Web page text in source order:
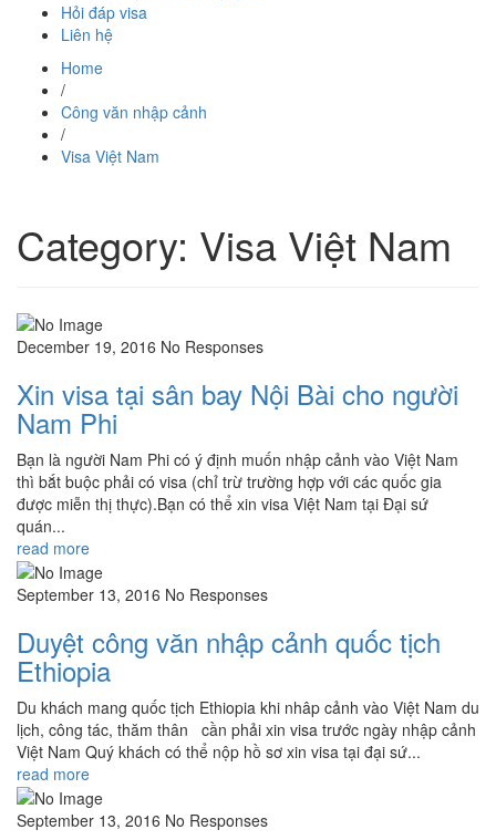
Hỏi đáp visa
Liên hệ
Home
/
Công văn nhập cảnh
/
Visa Việt Nam
Category: Visa Việt Nam
December 19, 2016 No Responses
Xin visa tại sân bay Nội Bài cho người
Nam Phi
Bạn là người Nam Phi có ý định muốn nhập cảnh vào Việt Nam
thì bắt buộc phải có visa (chỉ trừ trường hợp với các quốc gia
được miễn thị thực).Bạn có thể xin visa Việt Nam tại Đại sứ
quán...
read more
September 13, 2016 No Responses
Duyệt công văn nhập cảnh quốc tịch
Ethiopia
Du khách mang quốc tịch Ethiopia khi nhâp cảnh vào Việt Nam du
lịch, công tác, thăm thân cần phải xin visa trước ngày nhập cảnh
Việt Nam Quý khách có thể nộp hồ sơ xin visa tại đại sứ...
read more
September 13, 2016 No Responses